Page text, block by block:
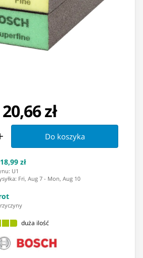
20,66 zł
Do koszyka
18,99 zł
⁨U1⁩
: Fri, Aug 7 - Mon, Aug 10
duża ilość